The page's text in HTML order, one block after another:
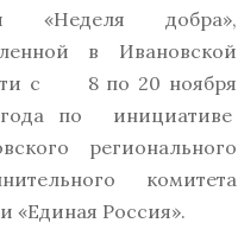
«Неделя добра»,
в Ивановской
с 8 по 20 ноября
по инициативе
регионального
комитета
«Единая Россия».